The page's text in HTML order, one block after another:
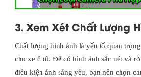
3. Xem Xét Chất Lượng
Chất lượng hình ảnh là yếu tố quan
cho xe ô tô. Để có hình ảnh sắc nét và
điều kiện ánh sáng yếu, bạn nên chọn